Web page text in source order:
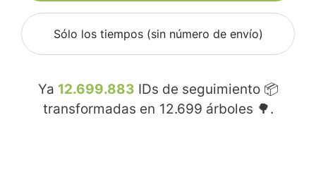
Sólo los tiempos (sin número de envío)
Ya 12.699.883 IDs de seguimiento 📦
transformadas en 12.699 árboles 🌳.